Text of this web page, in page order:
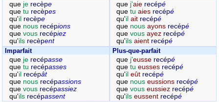
que je recèpe
que tu recèpes
qu'il recèpe
que nous recépions
que vous recépiez
qu'ils recèpent
que j'aie recépé
quetuaies recépé
qu'ilait recépé
que nousayons recépé
quevousayez recépé
qu'ilsaient recépé
Imparfait
que je recépasse
que tu recépasses
qu'il recépât
que nous recépassions
que vous recépassiez
qu'ils recépassent
Plus-que-parfait
que j'eusse recépé
quetueusses recépé
qu'ileût recépé
que nouseussions recépé
quevouseussiez recépé
qu'ilseussent recépé